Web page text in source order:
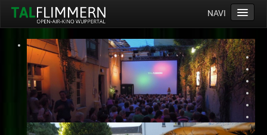
NAVI
Home
Programm
Service
Ticketinfos
Ort